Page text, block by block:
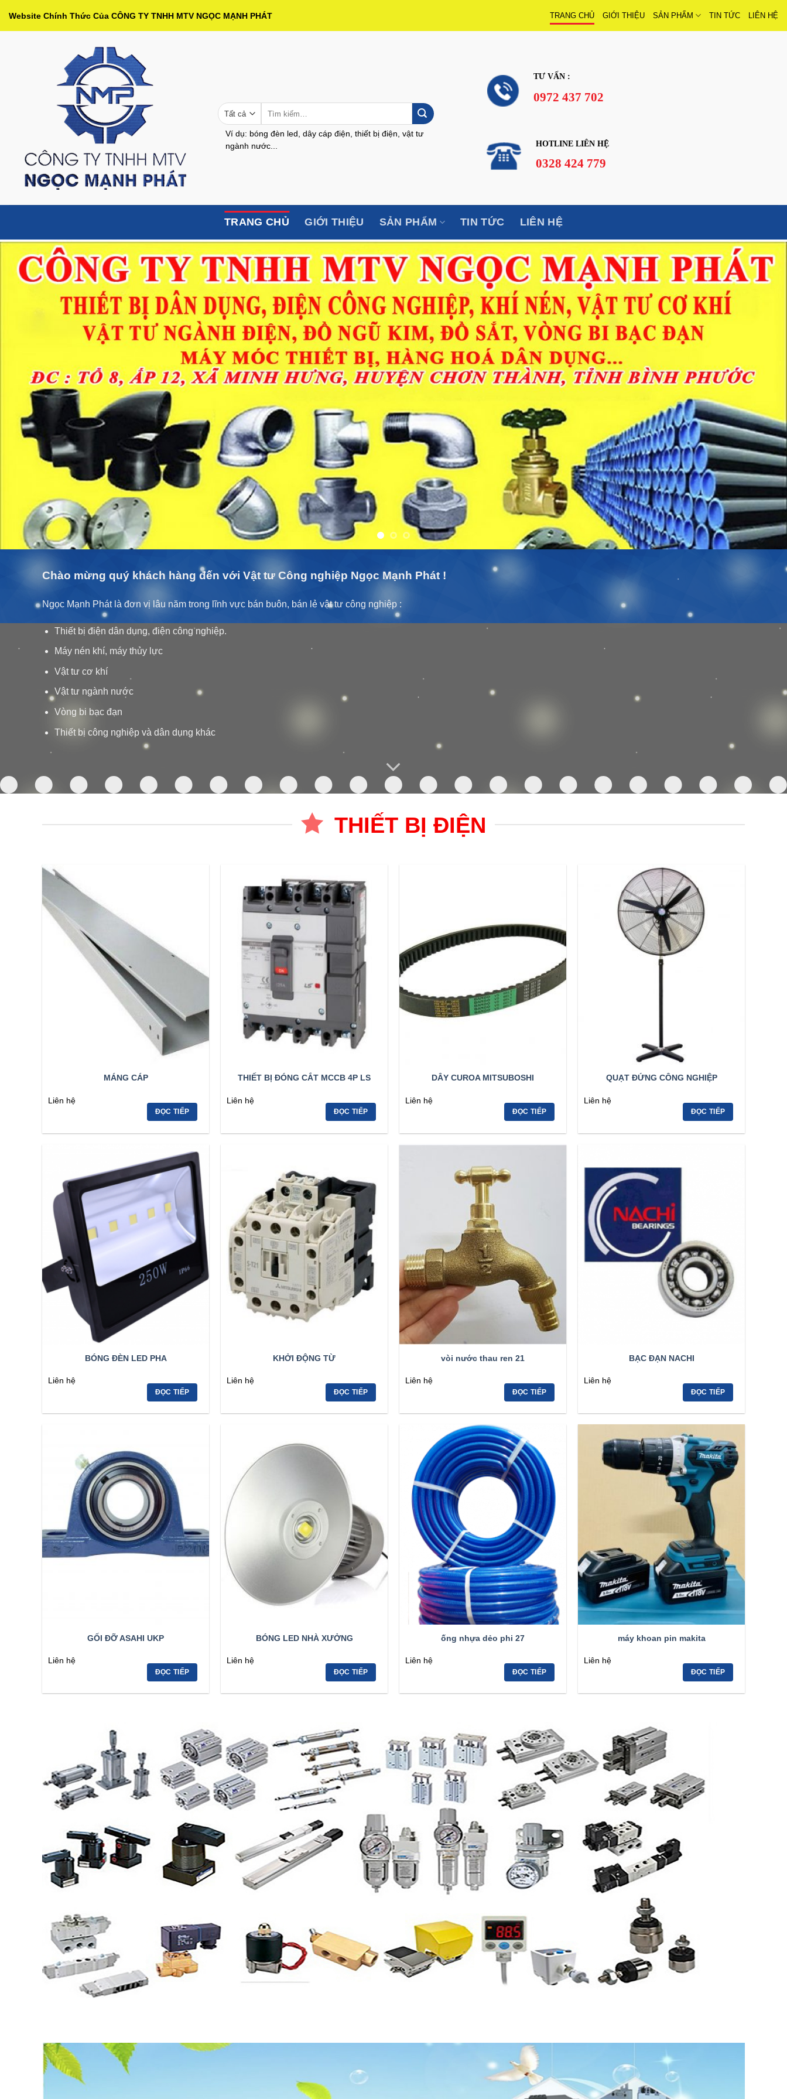
qua
Website Chính Thức Của CÔNG TY TNHH MTV NGỌC MẠNH PHÁT TRANG CHỦ GIỚI THIỆU SẢN PHẨM TIN TỨC LIÊN HỆ
kiếm:
Ví dụ: bóng đèn led, dây cáp điện, thiết bị điện, vật tư
ngành nước...
TƯ VẤN :
0972 437 702
HOTLINE LIÊN HỆ
0328 424 779
TRANG CHỦ GIỚI THIỆU SẢN PHẨM TIN TỨC LIÊN HỆ
Chào mừng quý khách hàng đến với Vật tư Công nghiệp Ngọc Mạnh Phát !
Ngọc Mạnh Phát là đơn vị lâu năm trong lĩnh vực bán buôn, bán lẻ vật tư công nghiệp :
Thiết bị điện dân dụng, điện công nghiệp.
Máy nén khí, máy thủy lực
Vật tư cơ khí
Vật tư ngành nước
Vòng bi bạc đạn
Thiết bị công nghiệp và dân dụng khác
THIẾT BỊ ĐIỆN
MÁNG CÁP
Liên hệ
ĐỌC TIẾP
THIẾT BỊ ĐÓNG CẮT MCCB 4P LS
Liên hệ
ĐỌC TIẾP
DÂY CUROA MITSUBOSHI
Liên hệ
ĐỌC TIẾP
QUẠT ĐỨNG CÔNG NGHIỆP
Liên hệ
ĐỌC TIẾP
BÓNG ĐÈN LED PHA
Liên hệ
ĐỌC TIẾP
KHỞI ĐỘNG TỪ
Liên hệ
ĐỌC TIẾP
vòi nước thau ren 21
Liên hệ
ĐỌC TIẾP
BẠC ĐẠN NACHI
Liên hệ
ĐỌC TIẾP
GỐI ĐỠ ASAHI UKP
Liên hệ
ĐỌC TIẾP
BÓNG LED NHÀ XƯỞNG
Liên hệ
ĐỌC TIẾP
ống nhựa dẻo phi 27
Liên hệ
ĐỌC TIẾP
máy khoan pin makita
Liên hệ
ĐỌC TIẾP